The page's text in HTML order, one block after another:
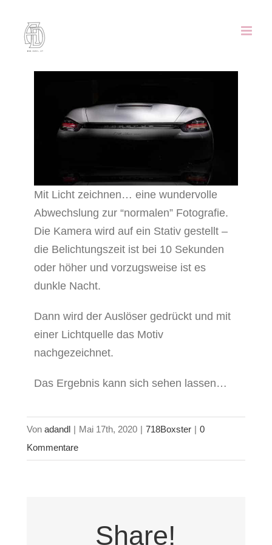
Inhalt
springen
Mit Licht zeichnen… eine wundervolle
Abwechslung zur “normalen” Fotografie.
Die Kamera wird auf ein Stativ gestellt –
die Belichtungszeit ist bei 10 Sekunden
oder höher und vorzugsweise ist es
dunkle Nacht.
Dann wird der Auslöser gedrückt und mit
einer Lichtquelle das Motiv
nachgezeichnet.
Das Ergebnis kann sich sehen lassen…
Von adandl Mai 17th, 2020 718Boxster
0
Kommentare
Share!